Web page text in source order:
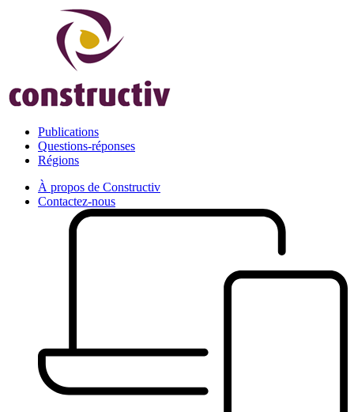
Publications
Questions-réponses
Régions
À propos de Constructiv
Contactez-nous